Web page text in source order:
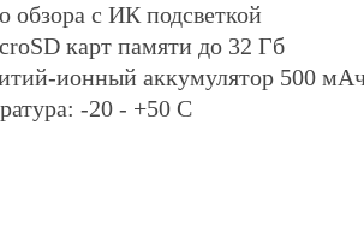
обзора с ИК подсветкой
карт памяти до 32 Гб
ионный аккумулятор 500
-20 - +50 С